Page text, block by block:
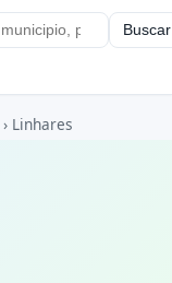
Buscar
› Linhares